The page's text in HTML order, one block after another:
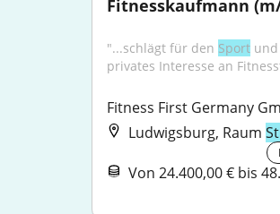
Fitnesskaufmann
"...schlägt für den Sport
privates Interesse an
Fitness First Germany
Ludwigsburg, Raum
Von 24.400,00 € bis